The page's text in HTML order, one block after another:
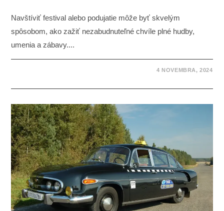
Navštíviť festival alebo podujatie môže byť skvelým
spôsobom, ako zažiť nezabudnuteľné chvíle plné hudby,
umenia a zábavy....
4 NOVEMBRA, 2024